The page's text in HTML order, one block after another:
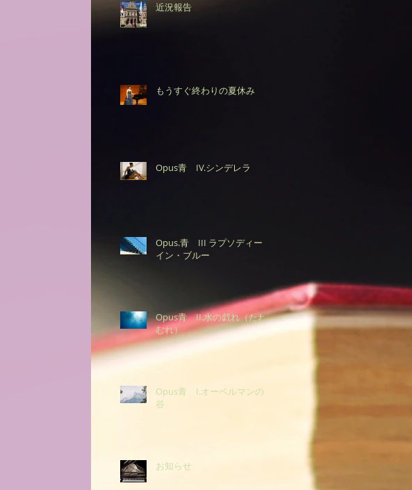
近況報告
もうすぐ終わりの夏休み
Opus青 IV.シンデレラ
Opus.青 III ラプソディー・
イン・ブルー
Opus青 II.水の戯れ（たわ
むれ）
Opus青 I.オーベルマンの
谷
お知らせ